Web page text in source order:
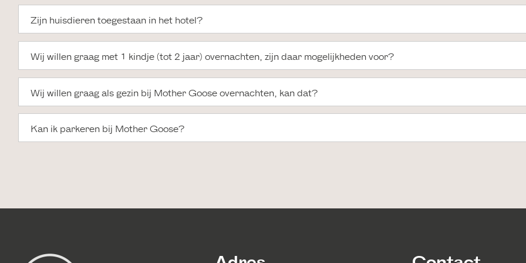
Zijn huisdieren toegestaan in het hotel?
Wij willen graag met 1 kindje (tot 2 jaar) overnachten, zijn daar mogelijkheden voor?
Wij willen graag als gezin bij Mother Goose overnachten, kan dat?
Kan ik parkeren bij Mother Goose?